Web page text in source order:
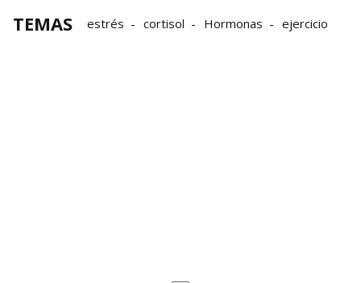
TEMAS estrés cortisol Hormonas ejercicio